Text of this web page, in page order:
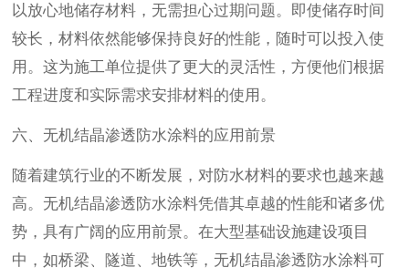
以放心地储存材料，无需担心过期问题。即使储存时间
较长，材料依然能够保持良好的性能，随时可以投入使
用。这为施工单位提供了更大的灵活性，方便他们根据
工程进度和实际需求安排材料的使用。
六、无机结晶渗透防水涂料的应用前景
随着建筑行业的不断发展，对防水材料的要求也越来越
高。无机结晶渗透防水涂料凭借其卓越的性能和诸多优
势，具有广阔的应用前景。在大型基础设施建设项目
中，如桥梁、隧道、地铁等，无机结晶渗透防水涂料可